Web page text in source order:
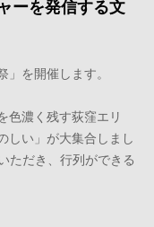
ーを発信する文
」を開催します。
色濃く残す荻窪エリ
しい」が大集合しまし
ただき、行列ができる